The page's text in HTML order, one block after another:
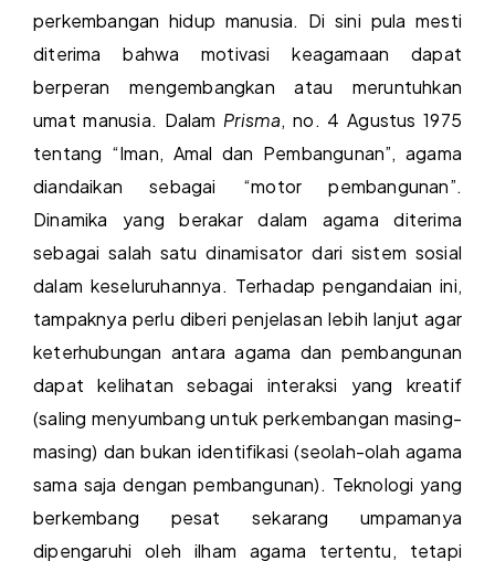
perkembangan hidup manusia. Di sini pula mesti
diterima bahwa motivasi keagamaan dapat
berperan mengembangkan atau meruntuhkan
umat manusia. Dalam Prisma, no. 4 Agustus 1975
tentang “Iman, Amal dan Pembangunan”, agama
diandaikan sebagai “motor pembangunan”.
Dinamika yang berakar dalam agama diterima
sebagai salah satu dinamisator dari sistem sosial
dalam keseluruhannya. Terhadap pengandaian ini,
tampaknya perlu diberi penjelasan lebih lanjut agar
keterhubungan antara agama dan pembangunan
dapat kelihatan sebagai interaksi yang kreatif
(saling menyumbang untuk perkembangan masing-
masing) dan bukan identifikasi (seolah-olah agama
sama saja dengan pembangunan). Teknologi yang
berkembang pesat sekarang umpamanya
dipengaruhi oleh ilham agama tertentu, tetapi